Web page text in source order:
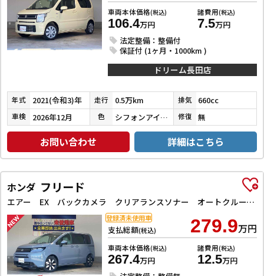
車両本体価格(税込)
106.4万円
諸費用(税込)
7.5万円
法定整備：整備付
保証付 (1ヶ月・1000km )
ドリーム長田店
年式 2021(令和3)年 走行 0.5万km 排気 660cc
車検 2026年12月 色 シフォンアイボリーメタリック 修復 無
お問い合わせ 詳細はこちら
ホンダ フリード
エアー EX バックカメラ クリアランスソナー オートクルーズコントロール レーンアシスト 衝突被害軽減システム 両側電動スライドドア オートライト LEDヘッドランプ スマートキー 電動格納ミラー シートヒーター
支払総額(税込) 279.9万円
車両本体価格(税込)
267.4万円
諸費用(税込)
12.5万円
登録済未使用車